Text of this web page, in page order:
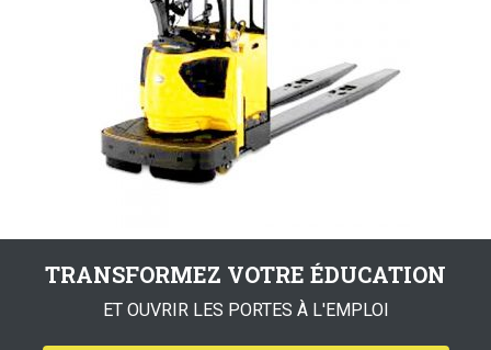
TRANSFORMEZ VOTRE ÉDUCATION
ET OUVRIR LES PORTES À L'EMPLOI